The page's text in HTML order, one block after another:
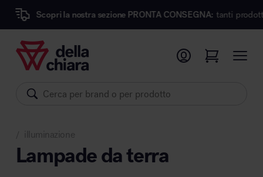
la nostra sezione PRONTA CONSEGNA: tanti prodotti dei migliori
Prodotti
Pronta Consegna
Ambienti
Brand
illuminazione
Lampade da terra